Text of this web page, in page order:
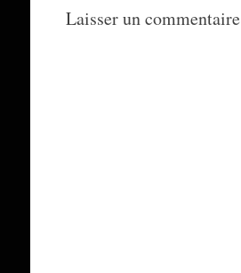
Laisser un commentaire